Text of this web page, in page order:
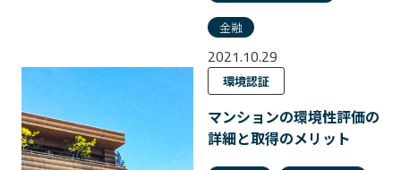
金融
2021.10.29
環境認証
マンションの環境性評価の
詳細と取得のメリット